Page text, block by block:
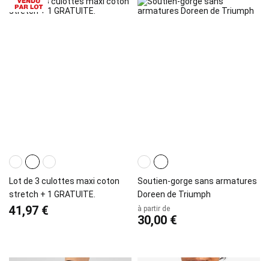
Lot de 3 culottes maxi coton
stretch + 1 GRATUITE.
41,97 €
Soutien-gorge sans armatures
Doreen de Triumph
à partir de
30,00 €